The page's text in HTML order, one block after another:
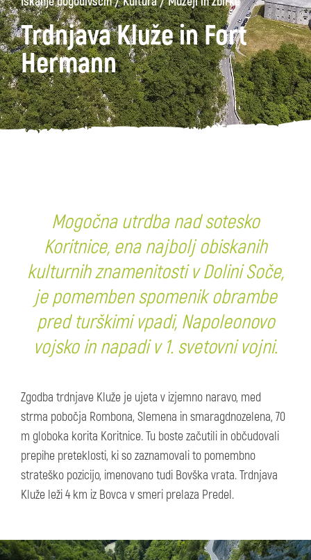
Trdnjava Kluže in Fort
Hermann
Mogočna utrdba nad sotesko
Koritnice, ena najbolj obiskanih
kulturnih znamenitosti v Dolini Soče,
je pomemben spomenik obrambe
pred turškimi vpadi, Napoleonovo
vojsko in napadi v 1. svetovni vojni.
Zgodba trdnjave Kluže je ujeta v izjemno naravo, med
strma pobočja Rombona, Slemena in smaragdnozelena, 70
m globoka korita Koritnice. Tu boste začutili in občudovali
prepihe preteklosti, ki so zaznamovali to pomembno
strateško pozicijo, imenovano tudi Bovška vrata. Trdnjava
Kluže leži 4 km iz Bovca v smeri prelaza Predel.